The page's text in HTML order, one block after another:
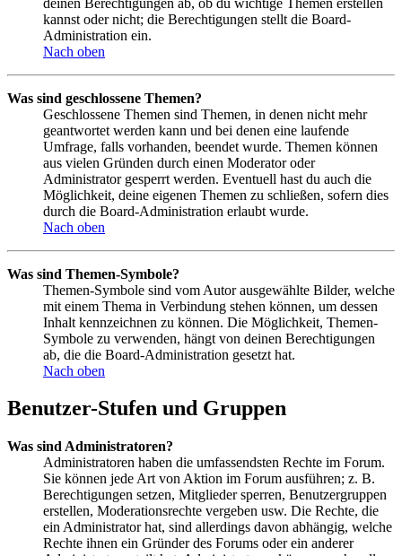
kannst oder nicht; die Berechtigungen stellt die Board-
Administration ein.
Nach oben
Was sind geschlossene Themen?
Geschlossene Themen sind Themen, in denen nicht mehr
geantwortet werden kann und bei denen eine laufende
Umfrage, falls vorhanden, beendet wurde. Themen können
aus vielen Gründen durch einen Moderator oder
Administrator gesperrt werden. Eventuell hast du auch die
Möglichkeit, deine eigenen Themen zu schließen, sofern dies
durch die Board-Administration erlaubt wurde.
Nach oben
Was sind Themen-Symbole?
Themen-Symbole sind vom Autor ausgewählte Bilder, welche
mit einem Thema in Verbindung stehen können, um dessen
Inhalt kennzeichnen zu können. Die Möglichkeit, Themen-
Symbole zu verwenden, hängt von deinen Berechtigungen
ab, die die Board-Administration gesetzt hat.
Nach oben
Benutzer-Stufen und Gruppen
Was sind Administratoren?
Administratoren haben die umfassendsten Rechte im Forum.
Sie können jede Art von Aktion im Forum ausführen; z. B.
Berechtigungen setzen, Mitglieder sperren, Benutzergruppen
erstellen, Moderationsrechte vergeben usw. Die Rechte, die
ein Administrator hat, sind allerdings davon abhängig, welche
Rechte ihnen ein Gründer des Forums oder ein anderer